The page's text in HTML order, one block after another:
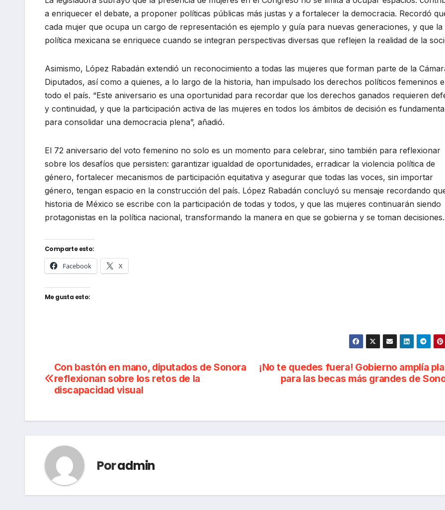
a enriquecer el debate, a proponer políticas públicas más justas y a fortalecer la democracia. Recordó
cada mujer que ocupa un cargo de representación es ejemplo y guía para nuevas generaciones, y que la
política mexicana se enriquece cuando se integran perspectivas diversas que reflejen la realidad de la
Asimismo, López Rabadán extendió un reconocimiento a todas las mujeres que forman parte de la
Diputados, así como a quienes, a lo largo de la historia, han impulsado los derechos políticos femeninos
todo el país. “Este aniversario es una oportunidad para recordar que los derechos ganados requieren
y continuidad, y que la participación activa de las mujeres en todos los ámbitos de decisión es
para consolidar una democracia plena”, añadió.
El 72 aniversario del voto femenino no solo es un momento para celebrar, sino también para reflexionar
sobre los desafíos que persisten: garantizar igualdad de oportunidades, erradicar la violencia política de
género, fortalecer mecanismos de participación equitativa y asegurar que todas las voces, sin importar
género, tengan espacio en la construcción del país. López Rabadán concluyó su mensaje recordando
historia de México se escribe con la participación de todas y todos, y que las mujeres continuarán siendo
protagonistas en la política nacional, transformando la manera en que se gobierna y se toman decisiones.
Comparte esto:
Facebook X
Me gusta esto:
Navegación
de
¡No te quedes fuera! Gobierno amplía
para las becas más grandes de
Con bastón en mano, diputados de Sonora
reflexionan sobre los retos de la
discapacidad visual
Poradmin